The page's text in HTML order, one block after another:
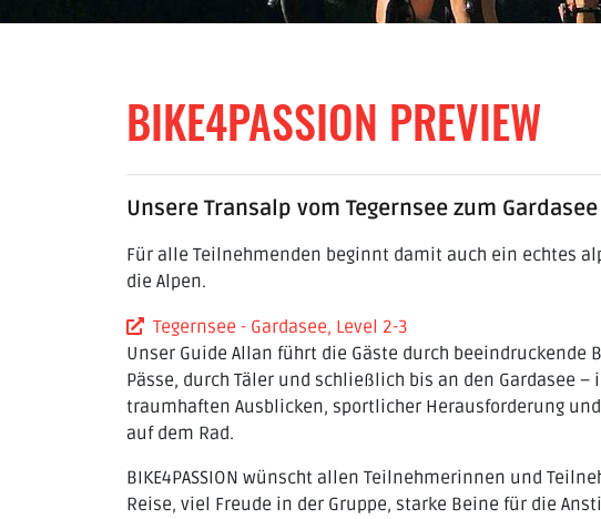
BIKE4PASSION PREVIEW
Unsere Transalp vom Tegernsee zum
Für alle Teilnehmenden beginnt damit auch ein echtes
die Alpen.
Tegernsee - Gardasee, Level 2-3
Unser Guide Allan führt die Gäste durch beeindruckende
Pässe, durch Täler und schließlich bis an den Gardasee
traumhaften Ausblicken, sportlicher Herausforderung
auf dem Rad.
BIKE4PASSION wünscht allen Teilnehmerinnen und
Reise, viel Freude in der Gruppe, starke Beine für die